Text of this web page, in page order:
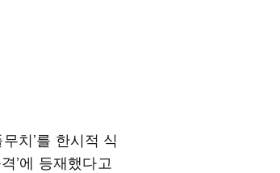
치’를 한시적 식
’에 등재했다고